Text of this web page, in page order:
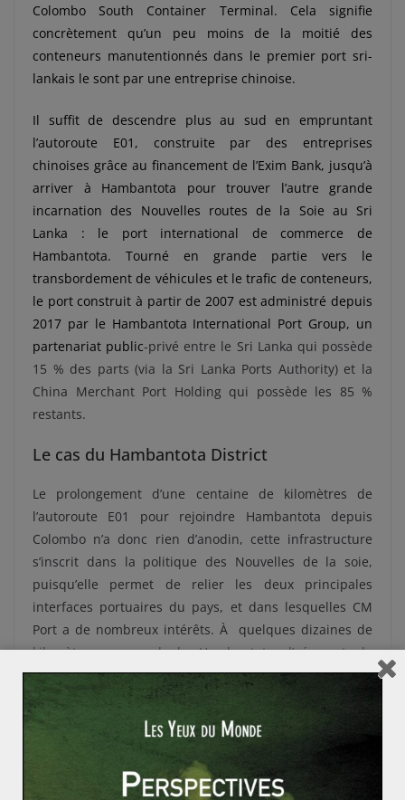
Colombo South Container Terminal. Cela signifie
concrètement qu’un peu moins de la moitié des
conteneurs manutentionnés dans le premier port sri-
lankais le sont par une entreprise chinoise.
Il suffit de descendre plus au sud en empruntant
l’autoroute E01, construite par des entreprises
chinoises grâce au financement de l’Exim Bank, jusqu’à
arriver à Hambantota pour trouver l’autre grande
incarnation des Nouvelles routes de la Soie au Sri
Lanka : le port international de commerce de
Hambantota. Tourné en grande partie vers le
transbordement de véhicules et le trafic de conteneurs,
le port construit à partir de 2007 est administré depuis
2017 par le Hambantota International Port Group, un
partenariat public-privé entre le Sri Lanka qui possède
15 % des parts (via la Sri Lanka Ports Authority) et la
China Merchant Port Holding qui possède les 85 %
restants.
Le cas du Hambantota District
Le prolongement d’une centaine de kilomètres de
l’autoroute E01 pour rejoindre Hambantota depuis
Colombo n’a donc rien d’anodin, cette infrastructure
s’inscrit dans la politique des Nouvelles de la soie,
puisqu’elle permet de relier les deux principales
interfaces portuaires du pays, et dans lesquelles CM
Port a de nombreux intérêts. À quelques dizaines de
kilomètres au nord de Hambantota, l’aéroport de
Mattala reflète aussi l’ambition chinoise au Sri Lanka.
Financé par la China Exim Bank, il s’inscrit dans un
projet plus large, celui de transformer le Hambantota
District en un nœud multimodal des Nouvelles routes
de la soie : infrastructure portuaire (port de
Hambantota), aéroportuaire (aéroport de Mattala) et